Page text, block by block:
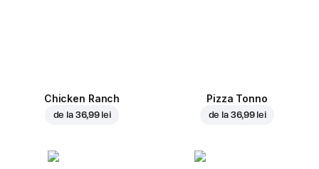
Chicken Ranch
de la 36,99 lei
Pizza Tonno
de la 36,99 lei